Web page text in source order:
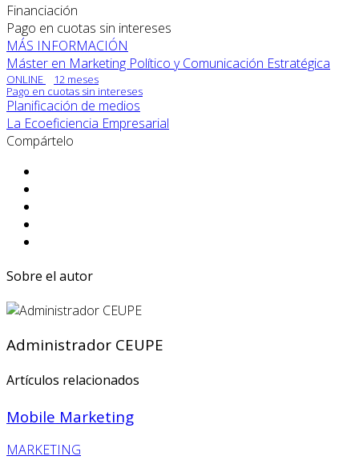
Financiación
Pago en cuotas sin intereses
MÁS INFORMACIÓN
Máster en Marketing Político y Comunicación Estratégica
ONLINE
12 meses
Pago en cuotas sin intereses
Planificación de medios
La Ecoeficiencia Empresarial
Compártelo
Sobre el autor
Administrador CEUPE
Artículos relacionados
Mobile Marketing
MARKETING